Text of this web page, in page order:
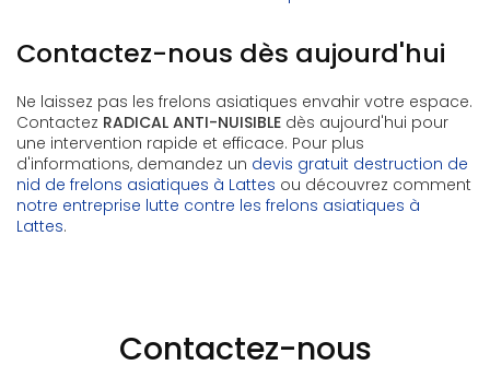
Contactez-nous dès aujourd'hui
Ne laissez pas les frelons asiatiques envahir votre espace.
Contactez RADICAL ANTI-NUISIBLE dès aujourd'hui pour
une intervention rapide et efficace. Pour plus
d'informations, demandez un devis gratuit destruction de
nid de frelons asiatiques à Lattes ou découvrez comment
notre entreprise lutte contre les frelons asiatiques à
Lattes.
Contactez-nous